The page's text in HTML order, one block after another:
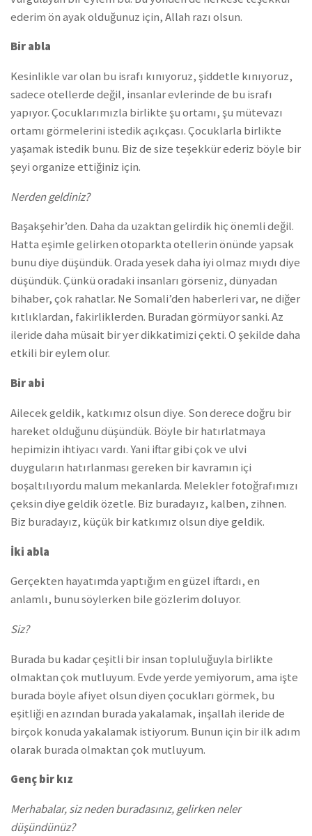
ederim ön ayak olduğunuz için, Allah razı olsun.
Bir abla
Kesinlikle var olan bu israfı kınıyoruz, şiddetle kınıyoruz,
sadece otellerde değil, insanlar evlerinde de bu israfı
yapıyor. Çocuklarımızla birlikte şu ortamı, şu mütevazı
ortamı görmelerini istedik açıkçası. Çocuklarla birlikte
yaşamak istedik bunu. Biz de size teşekkür ederiz böyle bir
şeyi organize ettiğiniz için.
Nerden geldiniz?
Başakşehir’den. Daha da uzaktan gelirdik hiç önemli değil.
Hatta eşimle gelirken otoparkta otellerin önünde yapsak
bunu diye düşündük. Orada yesek daha iyi olmaz mıydı diye
düşündük. Çünkü oradaki insanları görseniz, dünyadan
bihaber, çok rahatlar. Ne Somali’den haberleri var, ne diğer
kıtlıklardan, fakirliklerden. Buradan görmüyor sanki. Az
ileride daha müsait bir yer dikkatimizi çekti. O şekilde daha
etkili bir eylem olur.
Bir abi
Ailecek geldik, katkımız olsun diye. Son derece doğru bir
hareket olduğunu düşündük. Böyle bir hatırlatmaya
hepimizin ihtiyacı vardı. Yani iftar gibi çok ve ulvi
duyguların hatırlanması gereken bir kavramın içi
boşaltılıyordu malum mekanlarda. Melekler fotoğrafımızı
çeksin diye geldik özetle. Biz buradayız, kalben, zihnen.
Biz buradayız, küçük bir katkımız olsun diye geldik.
İki abla
Gerçekten hayatımda yaptığım en güzel iftardı, en
anlamlı, bunu söylerken bile gözlerim doluyor.
Siz?
Burada bu kadar çeşitli bir insan topluluğuyla birlikte
olmaktan çok mutluyum. Evde yerde yemiyorum, ama işte
burada böyle afiyet olsun diyen çocukları görmek, bu
eşitliği en azından burada yakalamak, inşallah ileride de
birçok konuda yakalamak istiyorum. Bunun için bir ilk adım
olarak burada olmaktan çok mutluyum.
Genç bir kız
Merhabalar, siz neden buradasınız, gelirken neler
düşündünüz?